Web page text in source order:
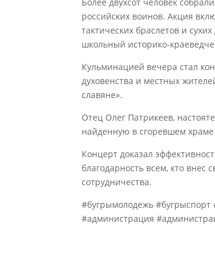
российских воинов. Акция
тактических браслетов и
школьный историко-
Кульминацией вечера стал
духовенства и местных
славяне».
Отец Олег Патрикеев,
найденную в сгоревшем
Концерт доказал
благодарность всем, кто
сотрудничества.
#бугрымолодежь
#администрация